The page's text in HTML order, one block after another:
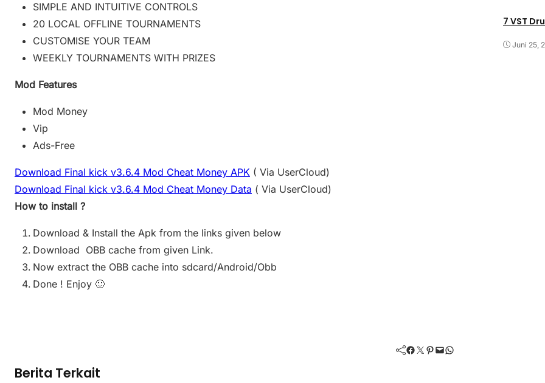
SIMPLE AND INTUITIVE CONTROLS
20 LOCAL OFFLINE TOURNAMENTS
CUSTOMISE YOUR TEAM
WEEKLY TOURNAMENTS WITH PRIZES
Mod Features
Mod Money
Vip
Ads-Free
Download Final kick v3.6.4 Mod Cheat Money APK ( Via UserCloud)
Download Final kick v3.6.4 Mod Cheat Money Data ( Via UserCloud)
How to install ?
Download & Install the Apk from the links given below
Download OBB cache from given Link.
Now extract the OBB cache into sdcard/Android/Obb
Done ! Enjoy 🙂
Facebook Twitter Pinterest Mail WhatsApp
Berita Terkait
7 VST
Juni 25,